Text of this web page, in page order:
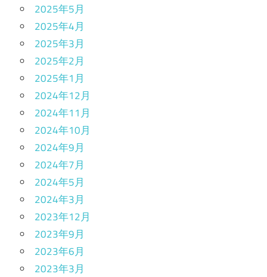
2025年5月
2025年4月
2025年3月
2025年2月
2025年1月
2024年12月
2024年11月
2024年10月
2024年9月
2024年7月
2024年5月
2024年3月
2023年12月
2023年9月
2023年6月
2023年3月